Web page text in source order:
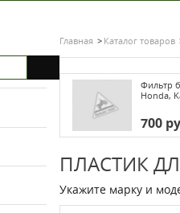
Главная Каталог товаров
Фильтр
Honda,
700
ПЛАСТИК
Укажите марку и